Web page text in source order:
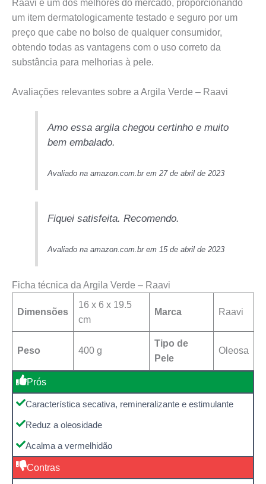
Raavi é um dos melhores do mercado, proporcionando
um item dermatologicamente testado e seguro por um
preço que cabe no bolso de qualquer consumidor,
obtendo todas as vantagens com o uso correto da
substância para melhorias à pele.
Avaliações relevantes sobre a Argila Verde – Raavi
Amo essa argila chegou certinho e muito
bem embalado.
Avaliado na amazon.com.br em 27 de abril de 2023
Fiquei satisfeita. Recomendo.
Avaliado na amazon.com.br em 15 de abril de 2023
Ficha técnica da Argila Verde – Raavi
Dimensões
16 x 6 x 19.5
cm
Marca ‎Raavi
Peso 400 g
Tipo de
Pele
‎Oleosa
Prós
Característica secativa, remineralizante e estimulante
Reduz a oleosidade
Acalma a vermelhidão
Contras